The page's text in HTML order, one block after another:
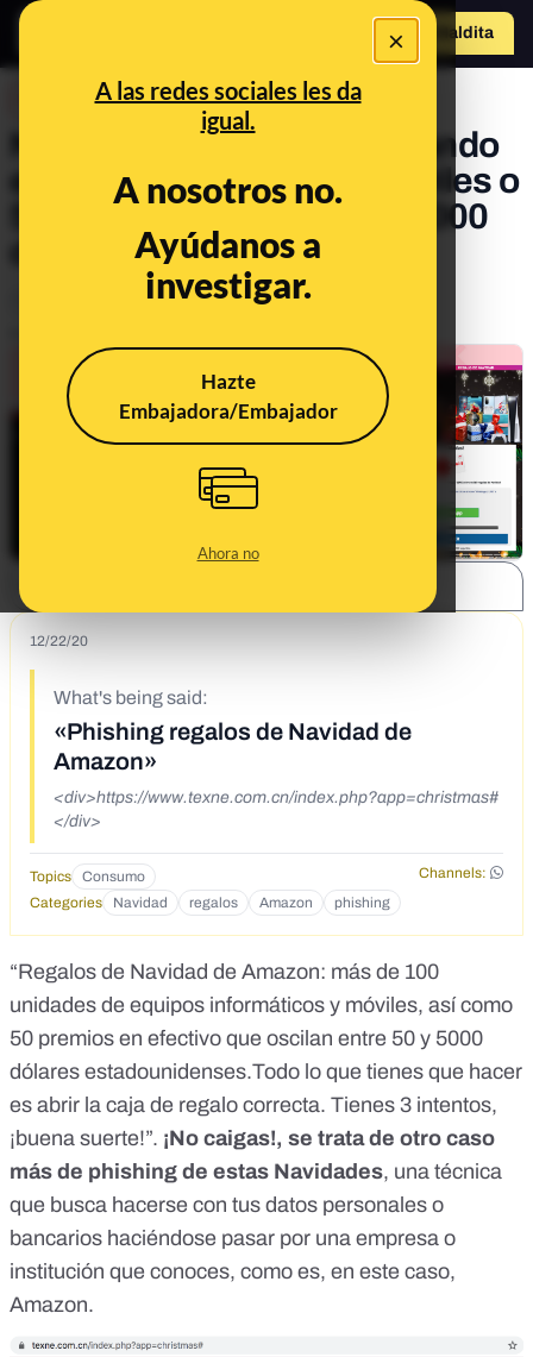
×
A las redes sociales les da
igual.
A nosotros no.
Ayúdanos a
investigar.
Hazte
Embajadora/Embajador
Ahora no
Hazte Maldito
No, Amazon no está regalando
equipos informáticos, móviles o
50 premios de entre 50 y 5000
dólares: es phishing
12/22/20
What's being said:
«Phishing regalos de Navidad de
Amazon»
<div>https://www.texne.com.cn/index.php?app=christmas#
</div>
Topics Consumo
Channels:
Categories
Navidad regalos Amazon phishing
“Regalos de Navidad de Amazon: más de 100
unidades de equipos informáticos y móviles, así como
50 premios en efectivo que oscilan entre 50 y 5000
dólares estadounidenses.Todo lo que tienes que hacer
es abrir la caja de regalo correcta. Tienes 3 intentos,
¡buena suerte!”. ¡No caigas!, se trata de otro caso
más de phishing de estas Navidades, una técnica
que busca hacerse con tus datos personales o
bancarios haciéndose pasar por una empresa o
institución que conoces, como es, en este caso,
Amazon.